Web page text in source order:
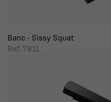
Banc - Sissy Squat
Ref: 7811